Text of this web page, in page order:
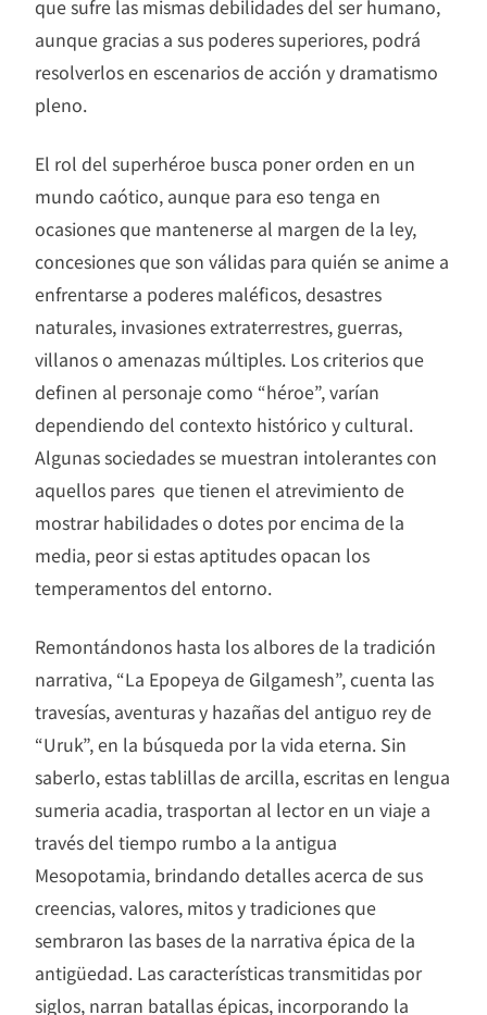
que sufre las mismas debilidades del ser humano,
aunque gracias a sus poderes superiores, podrá
resolverlos en escenarios de acción y dramatismo
pleno.
El rol del superhéroe busca poner orden en un
mundo caótico, aunque para eso tenga en
ocasiones que mantenerse al margen de la ley,
concesiones que son válidas para quién se anime a
enfrentarse a poderes maléficos, desastres
naturales, invasiones extraterrestres, guerras,
villanos o amenazas múltiples. Los criterios que
definen al personaje como “héroe”, varían
dependiendo del contexto histórico y cultural.
Algunas sociedades se muestran intolerantes con
aquellos pares que tienen el atrevimiento de
mostrar habilidades o dotes por encima de la
media, peor si estas aptitudes opacan los
temperamentos del entorno.
Remontándonos hasta los albores de la tradición
narrativa, “La Epopeya de Gilgamesh”, cuenta las
travesías, aventuras y hazañas del antiguo rey de
“Uruk”, en la búsqueda por la vida eterna. Sin
saberlo, estas tablillas de arcilla, escritas en lengua
sumeria acadia, trasportan al lector en un viaje a
través del tiempo rumbo a la antigua
Mesopotamia, brindando detalles acerca de sus
creencias, valores, mitos y tradiciones que
sembraron las bases de la narrativa épica de la
antigüedad. Las características transmitidas por
siglos, narran batallas épicas, incorporando la